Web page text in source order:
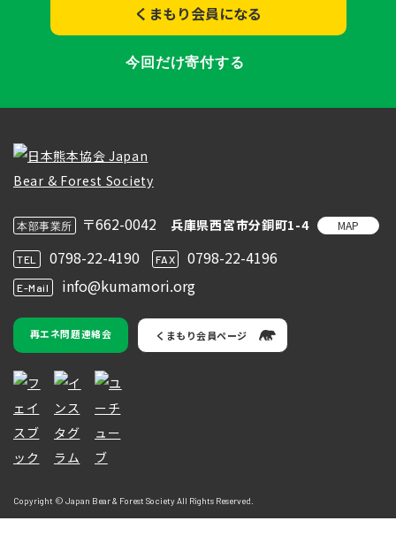
くまもり会員になる
今回だけ寄付する
本部事業所 〒662-0042 兵庫県西宮市分銅町1-4 MAP
TEL 0798-22-4190 FAX 0798-22-4196
E-Mail info@kumamori.org
再エネ問題連絡会 くまもり会員ページ
Copyright © Japan Bear & Forest Society All Rights Reserved.